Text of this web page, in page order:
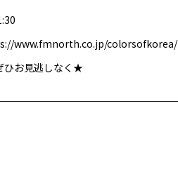
www.fmnorth.co.jp/colorsofkorea/
ひお見逃しなく★